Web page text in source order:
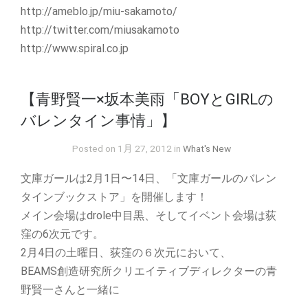
http://ameblo.jp/miu-sakamoto/
http://twitter.com/miusakamoto
http://www.spiral.co.jp
【青野賢一×坂本美雨「BOYとGIRLの
バレンタイン事情」】
Posted on 1月 27, 2012 in What's New
文庫ガールは2月1日〜14日、「文庫ガールのバレン
タインブックストア」を開催します！
メイン会場はdrole中目黒、そしてイベント会場は荻
窪の6次元です。
2月4日の土曜日、荻窪の６次元において、
BEAMS創造研究所クリエイティブディレクターの青
野賢一さんと一緒に